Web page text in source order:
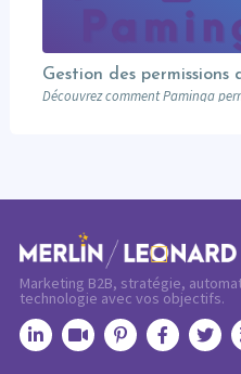
Marketing B2B, stratégie,
technologie avec vos objectifs.